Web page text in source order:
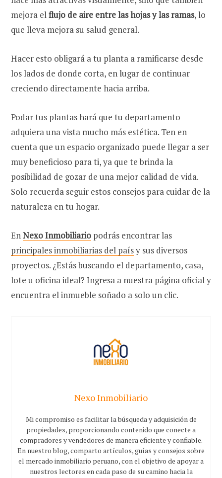
mejora elflujo de aire entre las hojas y las ramas, lo
que lleva mejora su salud general.
Hacer esto obligará a tu planta a ramificarse desde
los lados de donde corta, en lugar de continuar
creciendo directamente hacia arriba.
Podar tus plantas hará que tu departamento
adquiera una vista mucho más estética. Ten en
cuenta que un espacio organizado puede llegar a ser
muy beneficioso para ti, ya que te brinda la
posibilidad de gozar de una mejor calidad de vida.
Solo recuerda seguir estos consejos para cuidar de la
naturaleza en tu hogar.
EnNexo Inmobiliario podrás encontrar las
principales inmobiliarias del paísy sus diversos
proyectos. ¿Estás buscando el departamento, casa,
lote u oficina ideal? Ingresa a nuestra página oficial y
encuentra el inmueble soñado a solo un clic.
Nexo Inmobiliario
Mi compromiso es facilitar la búsqueda y adquisición de
propiedades, proporcionando contenido que conecte a
compradores y vendedores de manera eficiente y confiable.
En nuestro blog, comparto artículos, guías y consejos sobre
el mercado inmobiliario peruano, con el objetivo de apoyar a
nuestros lectores en cada paso de su camino hacia la